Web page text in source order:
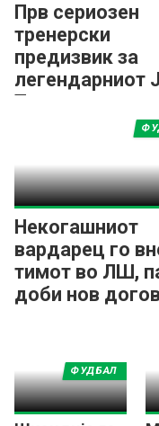
Прв сериозен
тренерски
предизвик за
легендарниот
Туре
Некогашниот
вардарец го
тимот во ЛШ,
доби нов
ФУДБАЛ